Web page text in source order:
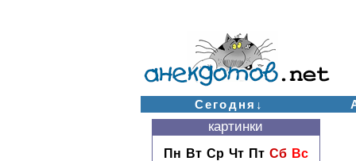
Сегодня↓
картинки
Пн Вт Ср Чт Пт Сб Вс